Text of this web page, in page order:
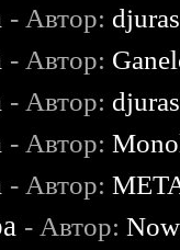
- Автор:
- Автор:
- Автор:
- Автор:
- Автор:
- Автор: